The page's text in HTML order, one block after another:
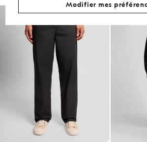
Modifier mes